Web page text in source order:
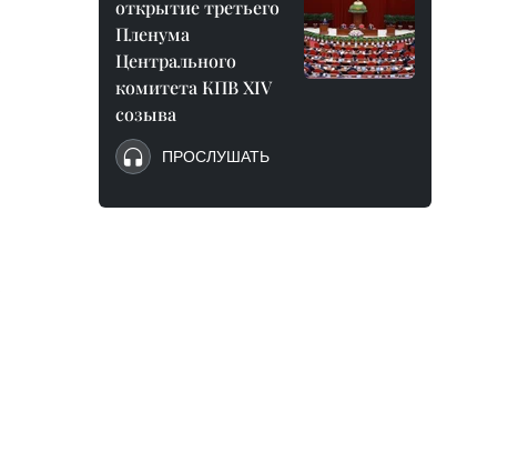
открытие третьего
Пленума
Центрального
комитета КПВ XIV
созыва
ПРОСЛУШАТЬ